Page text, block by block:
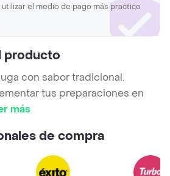
el medio de pago más practico
producto
con sabor tradicional.
tus preparaciones en
más
de compra